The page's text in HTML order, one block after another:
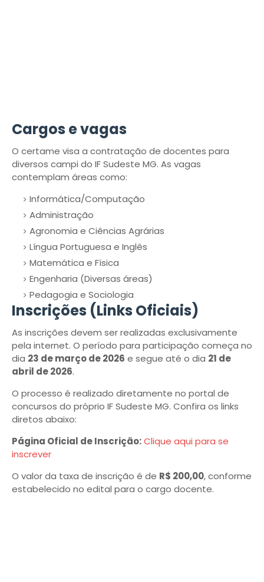
Cargos e vagas
O certame visa a contratação de docentes para
diversos campi do IF Sudeste MG. As vagas
contemplam áreas como:
Informática/Computação
Administração
Agronomia e Ciências Agrárias
Língua Portuguesa e Inglês
Matemática e Física
Engenharia (Diversas áreas)
Pedagogia e Sociologia
Inscrições (Links Oficiais)
As inscrições devem ser realizadas exclusivamente
pela internet. O período para participação começa no
dia 23 de março de 2026 e segue até o dia 21 de
abril de 2026.
O processo é realizado diretamente no portal de
concursos do próprio IF Sudeste MG. Confira os links
diretos abaixo:
Página Oficial de Inscrição:Clique aqui para se
inscrever
O valor da taxa de inscrição é de R$ 200,00, conforme
estabelecido no edital para o cargo docente.